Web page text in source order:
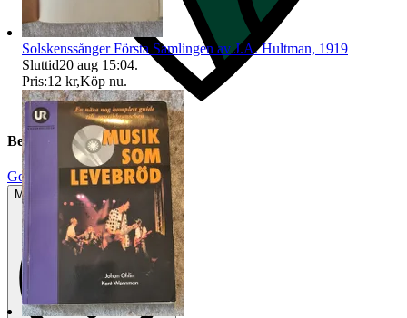
Beskrivning
Gott använt skick
Mindre tecken på användning
Solskenssånger Första Samlingen av J.A. Hultman, 1919
Sluttid20 aug 15:04.
Pris:12 kr,Köp nu.